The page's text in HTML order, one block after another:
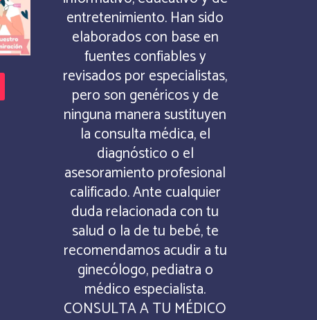
entretenimiento. Han sido
elaborados con base en
fuentes confiables y
revisados por especialistas,
pero son genéricos y de
ninguna manera sustituyen
la consulta médica, el
diagnóstico o el
asesoramiento profesional
calificado. Ante cualquier
duda relacionada con tu
salud o la de tu bebé, te
recomendamos acudir a tu
ginecólogo, pediatra o
médico especialista.
CONSULTA A TU MÉDICO